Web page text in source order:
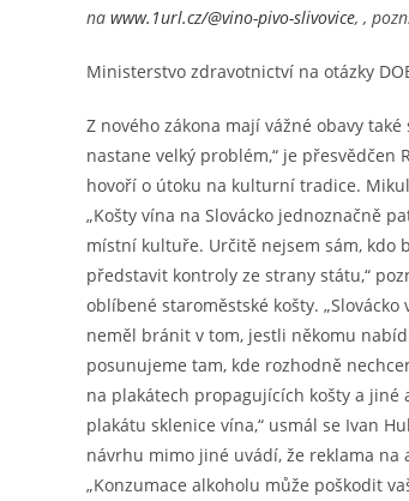
na www.1url.cz/@vino-pivo-slivovice, ,
Ministerstvo zdravotnictví na otázky
Z nového zákona mají vážné obavy
nastane velký problém,“ je přesvědčen
hovoří o útoku na kulturní tradice.
„Košty vína na Slovácko jednoznačně
místní kultuře. Určitě nejsem sám, kdo
představit kontroly ze strany státu,“
oblíbené staroměstské košty.
neměl bránit v tom, jestli někomu
posunujeme tam, kde rozhodně
na plakátech propagujících košty a jiné
plakátu sklenice vína,“ usmál se Ivan
návrhu mimo jiné uvádí, že reklama
„Konzumace alkoholu může poškodit